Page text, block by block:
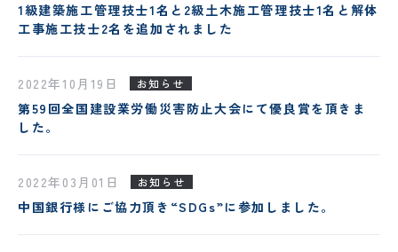
1級建築施工管理技士1名と2級土木施工管理技士1名と解体
工事施工技士2名を追加されました
2022年10月19日 お知らせ
第59回全国建設業労働災害防止大会にて優良賞を頂きま
した。
2022年03月01日 お知らせ
中国銀行様にご協力頂き“SDGs”に参加しました。